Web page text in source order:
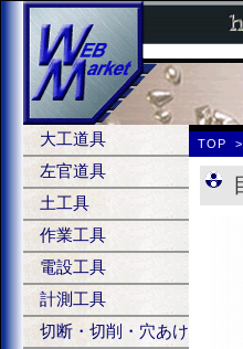
大工道具
左官道具
土工具
作業工具
電設工具
計測工具
切断・切削・穴あけ
TOP